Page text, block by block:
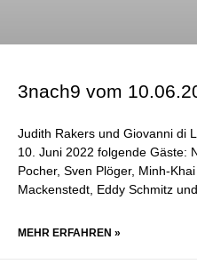
3nach9 vom
Judith Rakers und Giovanni di
10. Juni 2022 folgende Gäste:
Pocher, Sven Plöger, Minh-
Mackenstedt, Eddy Schmitz
MEHR ERFAHREN »